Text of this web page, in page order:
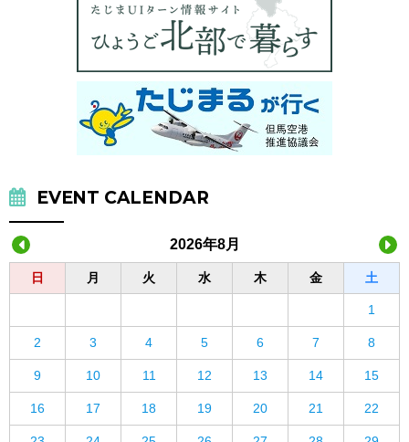
EVENT CALENDAR
2026年8月
日 月 火 水 木 金 土
1
2 3 4 5 6 7 8
9 10 11 12 13 14 15
16 17 18 19 20 21 22